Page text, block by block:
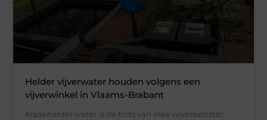
Helder vijverwater houden volgens een
vijverwinkel in Vlaams-Brabant
Kraakhelder water is de trots van elke vijverbezitter,